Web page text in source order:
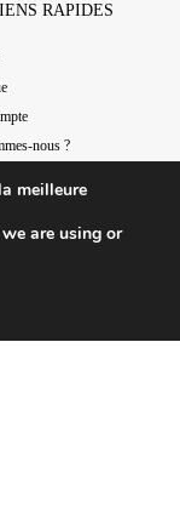
RAPIDES
nous ?
meilleure
are using or